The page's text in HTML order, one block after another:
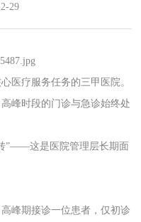
29
医疗服务任务的三甲医院。
峰时段的门诊与急诊始终处
”——这是医院管理层长期面
峰期接诊一位患者，仅初诊